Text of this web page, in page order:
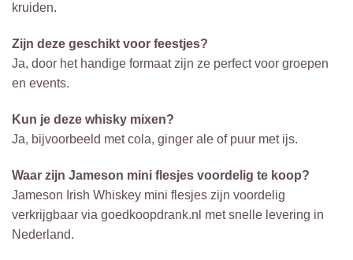
kruiden.
Zijn deze geschikt voor feestjes?
Ja, door het handige formaat zijn ze perfect voor groepen
en events.
Kun je deze whisky mixen?
Ja, bijvoorbeeld met cola, ginger ale of puur met ijs.
Waar zijn Jameson mini flesjes voordelig te koop?
Jameson Irish Whiskey mini flesjes zijn voordelig
verkrijgbaar via goedkoopdrank.nl met snelle levering in
Nederland.